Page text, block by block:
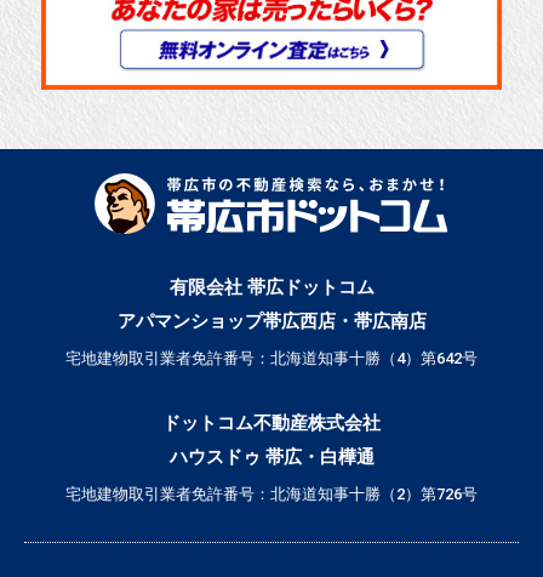
有限会社 帯広ドットコム
アパマンショップ帯広西店・帯広南店
宅地建物取引業者免許番号：北海道知事十勝（4）第642号
ドットコム不動産株式会社
ハウスドゥ 帯広・白樺通
宅地建物取引業者免許番号：北海道知事十勝（2）第726号